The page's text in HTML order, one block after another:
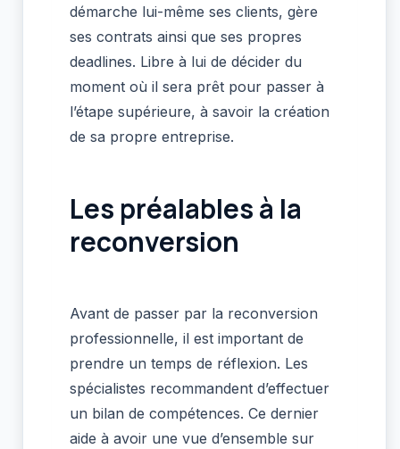
démarche lui-même ses clients, gère
ses contrats ainsi que ses propres
deadlines. Libre à lui de décider du
moment où il sera prêt pour passer à
l’étape supérieure, à savoir la création
de sa propre entreprise.
Les préalables à la
reconversion
Avant de passer par la reconversion
professionnelle, il est important de
prendre un temps de réflexion. Les
spécialistes recommandent d’effectuer
un bilan de compétences. Ce dernier
aide à avoir une vue d’ensemble sur